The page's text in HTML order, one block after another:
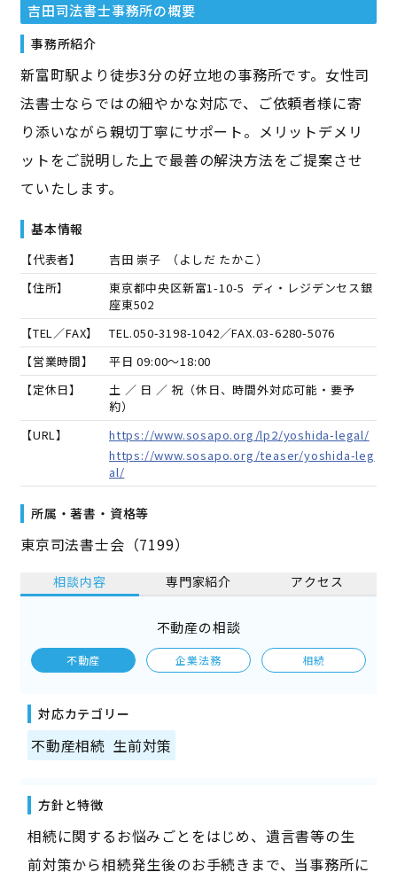
吉田司法書士事務所の概要
事務所紹介
新富町駅より徒歩3分の好立地の事務所です。女性司
法書士ならではの細やかな対応で、ご依頼者様に寄
り添いながら親切丁寧にサポート。メリットデメリ
ットをご説明した上で最善の解決方法をご提案させ
ていたします。
基本情報
【代表者】 吉田 崇子 （よしだ たかこ）
【住所】
東京都中央区新富1-10-5 ディ・レジデンセス銀
座東502
【TEL／FAX】
TEL.050-3198-1042／FAX.03-6280-5076
【営業時間】
平日 09:00～18:00
【定休日】
土 ／ 日 ／ 祝（休日、時間外対応可能・要予
約）
【URL】
https://www.sosapo.org/lp2/yoshida-legal/
https://www.sosapo.org/teaser/yoshida-leg
al/
所属・著書・資格等
東京司法書士会（7199）
相談内容 専門家紹介 アクセス
不動産の相談
不動産 企業法務 相続
対応カテゴリー
不動産相続 生前対策
方針と特徴
相続に関するお悩みごとをはじめ、遺言書等の生
前対策から相続発生後のお手続きまで、当事務所に